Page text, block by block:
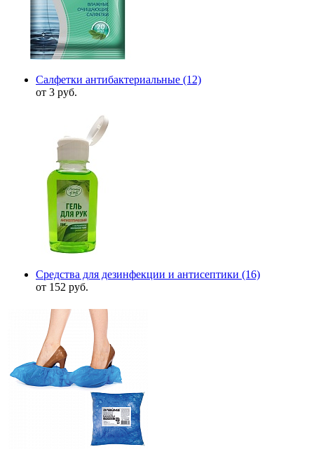
Салфетки антибактериальные (12)
от 3 руб.
Средства для дезинфекции и антисептики (16)
от 152 руб.